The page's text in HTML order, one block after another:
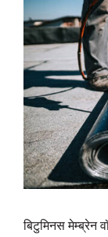
बिटुमिनस मेम्ब्रेन